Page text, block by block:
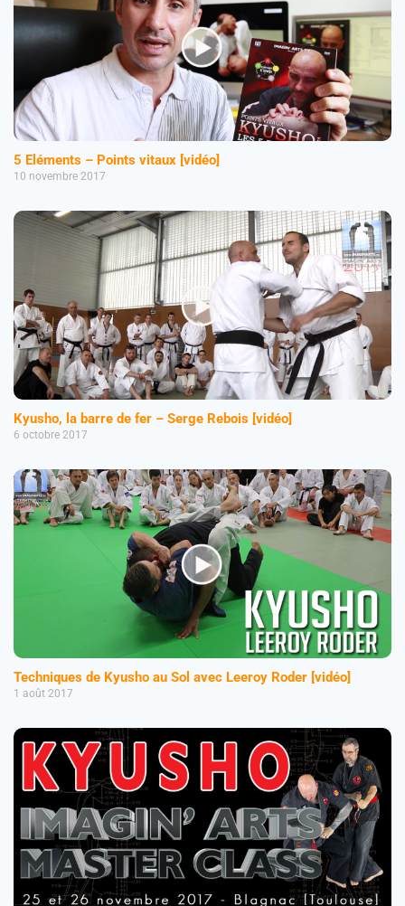
5 Eléments – Points vitaux [vidéo]
10 novembre 2017
Kyusho, la barre de fer – Serge Rebois [vidéo]
6 octobre 2017
Techniques de Kyusho au Sol avec Leeroy Roder [vidéo]
1 août 2017